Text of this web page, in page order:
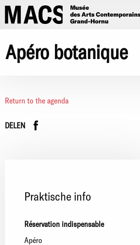
Overslaan en naar de inhoud gaan
Apéro botanique
Return to the agenda
DELEN
Praktische info
Réservation indispensable
apéro